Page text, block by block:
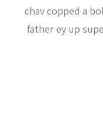
chav copped a
father ey up